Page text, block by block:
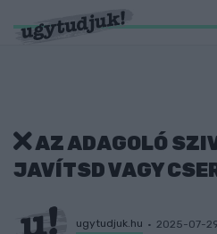
AZ ADAGOLÓ
JAVÍTSD VAGY
ugytudjuk.hu 2025-07-